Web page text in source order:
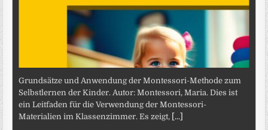
Grundsätze und Anwendung der Montessori-Methode zum
Selbstlernen der Kinder. Autor: Montessori, Maria. Dies ist
ein Leitfaden für die Verwendung der Montessori-
Materialien im Klassenzimmer. Es zeigt, [...]